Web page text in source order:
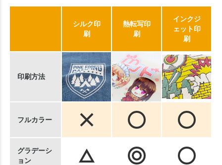
シルク印
刷
熱転写印
刷
インクジ
ェット印
刷
印刷方法
フルカラー
グラデーシ
ョン